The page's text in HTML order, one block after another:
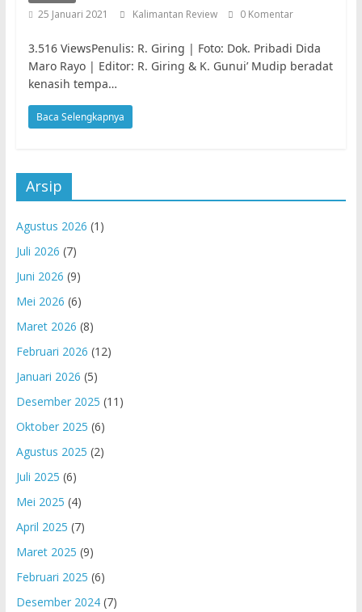
25 Januari 2021
Kalimantan Review 0 Komentar
3.516 ViewsPenulis: R. Giring | Foto: Dok. Pribadi Dida
Maro Rayo | Editor: R. Giring & K. Gunui’ Mudip beradat
kenasih tempa…
Baca Selengkapnya
Arsip
Agustus 2026 (1)
Juli 2026 (7)
Juni 2026 (9)
Mei 2026 (6)
Maret 2026 (8)
Februari 2026 (12)
Januari 2026 (5)
Desember 2025 (11)
Oktober 2025 (6)
Agustus 2025 (2)
Juli 2025 (6)
Mei 2025 (4)
April 2025 (7)
Maret 2025 (9)
Februari 2025 (6)
Desember 2024(7)